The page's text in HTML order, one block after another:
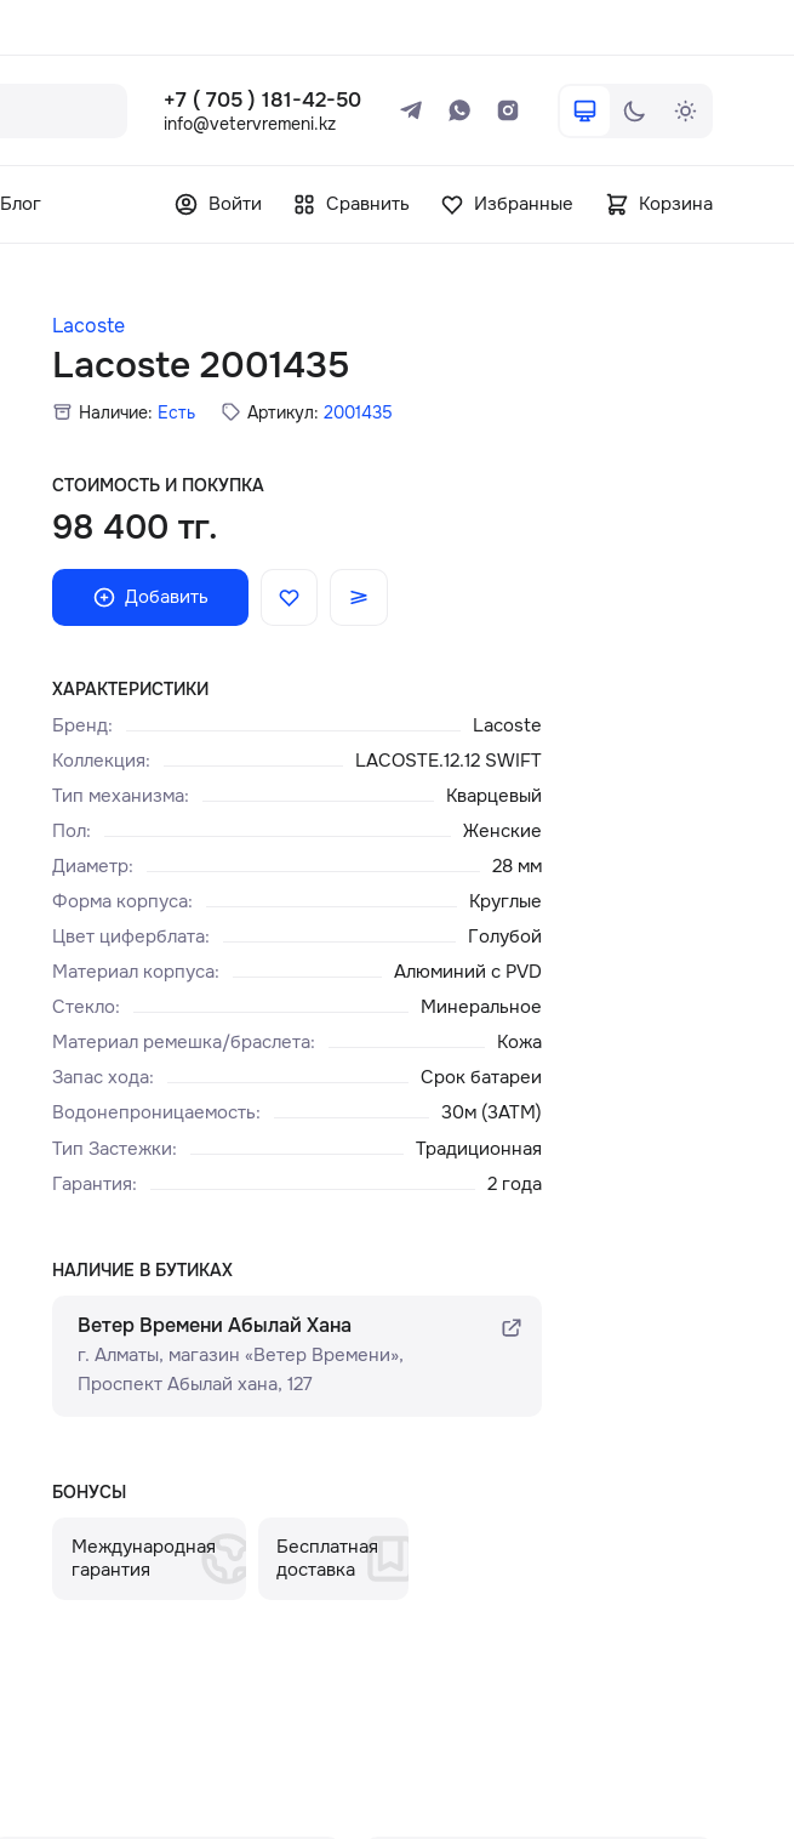
+7 ( 705 ) 181-42-50
info@vetervremeni.kz
Блог Войти Сравнить Избранные Корзина
Lacoste
Lacoste 2001435
Наличие: Есть Артикул: 2001435
СТОИМОСТЬ И ПОКУПКА
98 400 тг.
Добавить
ХАРАКТЕРИСТИКИ
Бренд:
Lacoste
Коллекция:
LACOSTE.12.12 SWIFT
Тип механизма:
Кварцевый
Пол:
Женские
Диаметр:
28 мм
Форма корпуса:
Круглые
Цвет циферблата:
Голубой
Материал корпуса:
Алюминий с PVD
Стекло:
Минеральное
Материал ремешка/браслета:
Кожа
Запас хода:
Срок батареи
Водонепроницаемость:
30м (3ATM)
Тип Застежки:
Традиционная
Гарантия: 2 года
НАЛИЧИЕ В БУТИКАХ
Ветер Времени Абылай Хана
г. Алматы, ​магазин «Ветер Времени»​,
Проспект Абылай хана, 127
БОНУСЫ
Международная
гарантия
Бесплатная
доставка
+7 ( 705 ) 181-42-50
Главная
Доставка и оплата
Сервисный центр